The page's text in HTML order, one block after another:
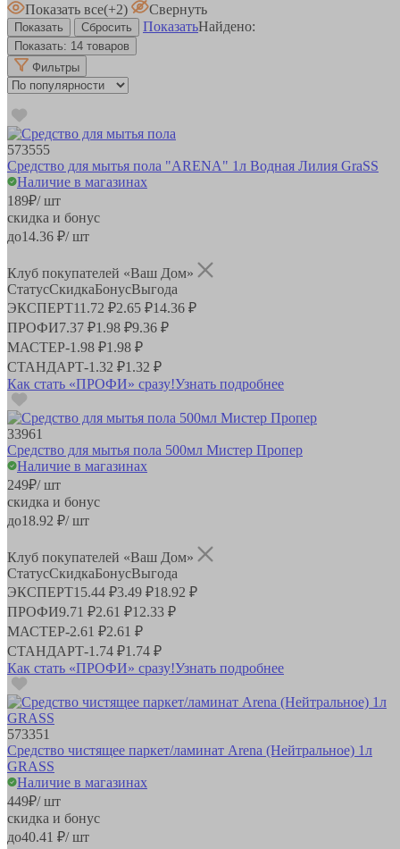
Показать все(+2)
Свернуть
ПоказатьНайдено:
Показать: 14 товаров
Фильтры
573555
Средство для мытья пола "ARENA" 1л Водная Лилия GraSS
Наличие в магазинах
189₽/ шт
скидка и бонус
до14.36 ₽/ шт
Клуб покупателей «Ваш Дом»
СтатусСкидкаБонусВыгода
ЭКСПЕРТ11.72 ₽2.65 ₽14.36 ₽
ПРОФИ7.37 ₽1.98 ₽9.36 ₽
МАСТЕР-1.98 ₽1.98 ₽
СТАНДАРТ-1.32 ₽1.32 ₽
Как стать «ПРОФИ» сразу!Узнать подробнее
33961
Средство для мытья пола 500мл Мистер Пропер
Наличие в магазинах
249₽/ шт
скидка и бонус
до18.92 ₽/ шт
Клуб покупателей «Ваш Дом»
СтатусСкидкаБонусВыгода
ЭКСПЕРТ15.44 ₽3.49 ₽18.92 ₽
ПРОФИ9.71 ₽2.61 ₽12.33 ₽
МАСТЕР-2.61 ₽2.61 ₽
СТАНДАРТ-1.74 ₽1.74 ₽
Как стать «ПРОФИ» сразу!Узнать подробнее
573351
Средство чистящее паркет/ламинат Arena (Нейтральное) 1л
GRASS
Наличие в магазинах
449₽/ шт
скидка и бонус
до40.41 ₽/ шт